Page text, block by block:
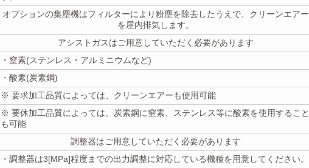
オプションの集塵機はフィルターにより粉塵を除去したうえで、クリーンエアー
を屋内排気します。
アシストガスはご用意していただく必要があります
・窒素(ステンレス・アルミニウムなど)
・酸素(炭素鋼)
※ 要求加工品質によっては、クリーンエアーも使用可能
※ 要休加工品質によっては、炭素鋼に窒素、ステンレス等に酸素を使用すること
も可能
調整器はご用意していただく必要があります
・調整器は3[MPa]程度までの出力調整に対応している機種を用意してください。